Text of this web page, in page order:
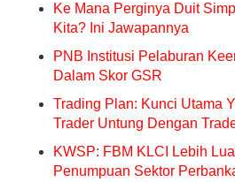
Ke Mana Perginya Duit
Kita? Ini Jawapannya
PNB Institusi Pelaburan
Dalam Skor GSR
Trading Plan: Kunci Utama
Trader Untung Dengan
KWSP: FBM KLCI Lebih
Penumpuan Sektor